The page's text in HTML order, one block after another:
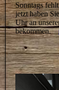
Sonntags
jetzt haben
Uhr an
bekommen.